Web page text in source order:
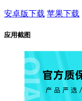
安卓版下载 苹果下载
应用截图